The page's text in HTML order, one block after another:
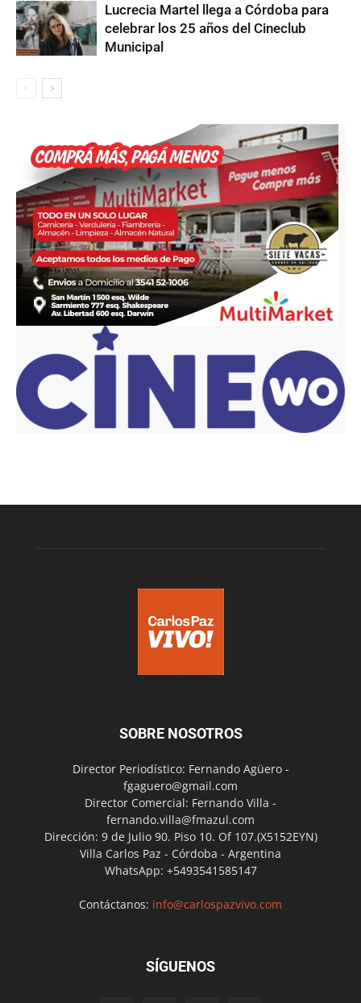
Lucrecia Martel llega a Córdoba para
celebrar los 25 años del Cineclub
Municipal
SOBRE NOSOTROS
Director Periodístico: Fernando Agüero -
fgaguero@gmail.com
Director Comercial: Fernando Villa -
fernando.villa@fmazul.com
Dirección: 9 de Julio 90. Piso 10. Of 107.(X5152EYN)
Villa Carlos Paz - Córdoba - Argentina
WhatsApp: +5493541585147
Contáctanos: info@carlospazvivo.com
SÍGUENOS